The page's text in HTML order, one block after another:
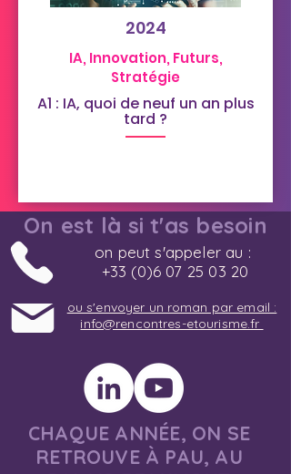
2024
IA, Innovation, Futurs,
Stratégie
A1 : IA, quoi de neuf un an plus
tard ?
On est là si t'as besoin
on peut s'appeler au :
+33 (0)6 07 25 03 20
ou s'envoyer un roman par email :
info@rencontres-etourisme.fr
CHAQUE ANNÉE, ON SE
RETROUVE À PAU, AU